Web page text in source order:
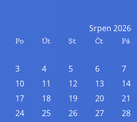
Srpen 2026
Po Út St Čt Pá
3
4 5 6 7
10
11 12 13 14
17
18 19 20 21
24
25 26 27 28